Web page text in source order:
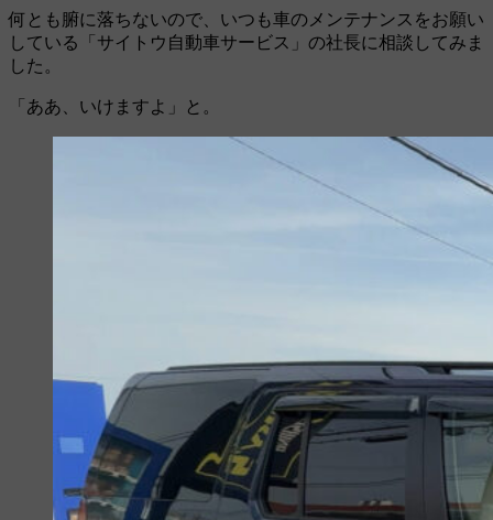
何とも腑に落ちないので、いつも車のメンテナンスをお願い
している「サイトウ自動車サービス」の社長に相談してみま
した。
「ああ、いけますよ」と。